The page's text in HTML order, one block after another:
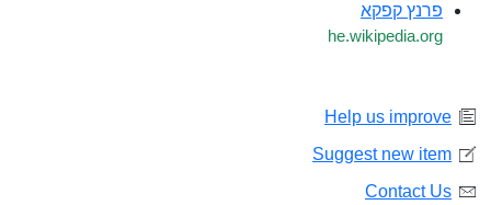
פרנץ קפקא
he.wikipedia.org
Help us improve
Suggest new item
Contact Us